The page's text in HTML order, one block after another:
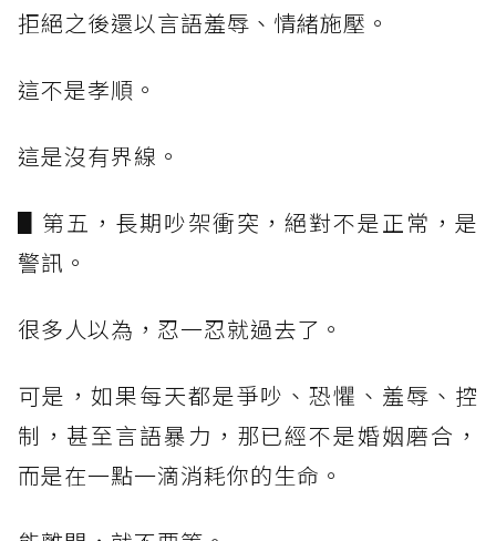
拒絕之後還以言語羞辱、情緒施壓。
這不是孝順。
這是沒有界線。
▋第五，長期吵架衝突，絕對不是正常，是
警訊。
很多人以為，忍一忍就過去了。
可是，如果每天都是爭吵、恐懼、羞辱、控
制，甚至言語暴力，那已經不是婚姻磨合，
而是在一點一滴消耗你的生命。